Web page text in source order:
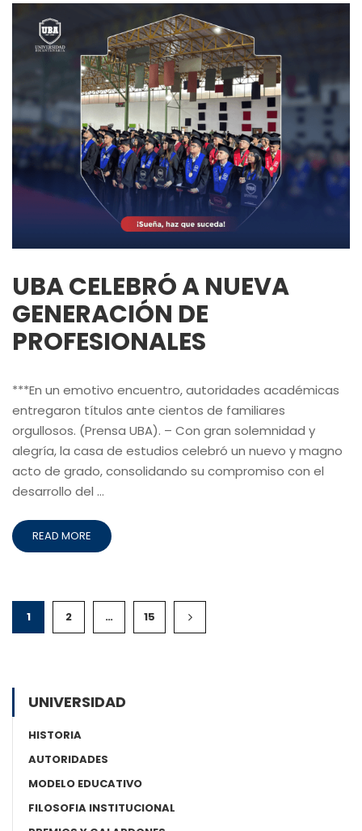
UBA CELEBRÓ A NUEVA
GENERACIÓN DE
PROFESIONALES
***En un emotivo encuentro, autoridades académicas
entregaron títulos ante cientos de familiares
orgullosos. (Prensa UBA). – Con gran solemnidad y
alegría, la casa de estudios celebró un nuevo y magno
acto de grado, consolidando su compromiso con el
desarrollo del …
READ MORE
1 2 … 15
UNIVERSIDAD
HISTORIA
AUTORIDADES
MODELO EDUCATIVO
FILOSOFIA INSTITUCIONAL